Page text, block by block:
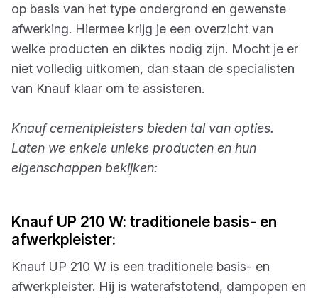
op basis van het type ondergrond en gewenste
afwerking. Hiermee krijg je een overzicht van
welke producten en diktes nodig zijn. Mocht je er
niet volledig uitkomen, dan staan de specialisten
van Knauf klaar om te assisteren.
Knauf cementpleisters bieden tal van opties.
Laten we enkele unieke producten en hun
eigenschappen bekijken:
Knauf UP 210 W: traditionele basis- en
afwerkpleister:
Knauf UP 210 W is een traditionele basis- en
afwerkpleister. Hij is waterafstotend, dampopen en